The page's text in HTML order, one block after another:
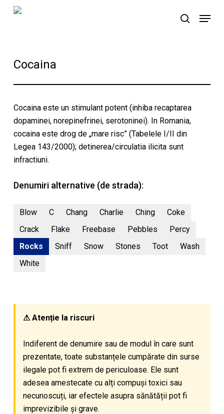
Skip
search
Menu
Cocaina
Cocaina este un stimulant potent (inhiba recaptarea
dopaminei, norepinefrinei, serotoninei). In Romania,
cocaina este drog de „mare risc” (Tabelele I/II din
Legea 143/2000); detinerea/circulatia ilicita sunt
infractiuni.
Denumiri alternative (de strada):
Blow C Chang Charlie Ching
Coke
Crack
Flake Freebase Pebbles
Percy
Rocks
Sniff Snow Stones Toot
Wash
White
⚠ Atenție la riscuri
Indiferent de denumire sau de modul în care sunt
prezentate, toate substanțele cumpărate din surse
ilegale pot fi extrem de periculoase. Ele sunt
adesea amestecate cu alți compuși toxici sau
necunoscuți, iar efectele asupra sănătății pot fi
imprevizibile și grave.